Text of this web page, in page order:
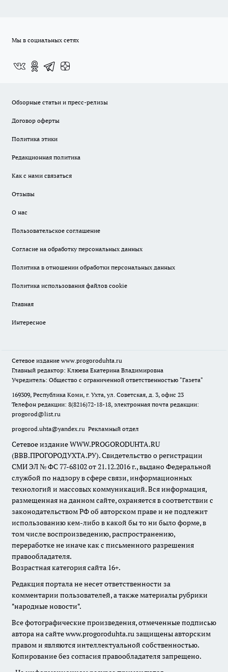
Мы в социальных сетях
Обзорные статьи и пресс-релизы
Договор оферты
Политика этики
Редакционная политика
Как с нами связаться
Отзывы
О нас
Пользовательское соглашение
Согласие на обработку персональных данных
Политика в отношении обработки персональных данных
Политика использования файлов cookie
Главная
Интересное
Сетевое издание www.progoroduhta.ru
Главный редактор: Клюева Екатерина Владимировна
Учредитель: Общество с ограниченной ответственностью "Газета"
169309, Республика Коми, г. Ухта, ул. Советская, д. 3, офис 23
Телефон редакции: 8(8216)72-18-18, электронная почта редакции:
progorod@list.ru
progorod.uhta@yandex.ru Рекламный отдел
Сетевое издание WWW.PROGORODUHTA.RU
(ВВВ.ПРОГОРОДУХТА.РУ). Свидетельство о регистрации
СМИ ЭЛ № ФС 77-68102 от 21.12.2016 г., выдано Федеральной
службой по надзору в сфере связи, информационных
технологий и массовых коммуникаций. Вся информация,
размещенная на данном сайте, охраняется в соответствии с
законодательством РФ об авторском праве и не подлежит
использованию кем-либо в какой бы то ни было форме, в
том числе воспроизведению, распространению,
переработке не иначе как с письменного разрешения
правообладателя.
Возрастная категория сайта 16+.
Редакция портала не несет ответственности за
комментарии пользователей, а также материалы рубрики
"народные новости".
Все фотографические произведения, отмеченные подписью
автора на сайте www.progoroduhta.ru защищены авторским
правом и являются интеллектуальной собственностью.
Копирование без согласия правообладателя запрещено.